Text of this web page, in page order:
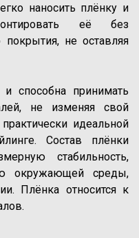
наносить плёнку и
её без
покрытия, не оставляя
и способна принимать
не изменяя свой
идеальной
Состав плёнки
стабильность,
окружающей среды,
Плёнка относится к